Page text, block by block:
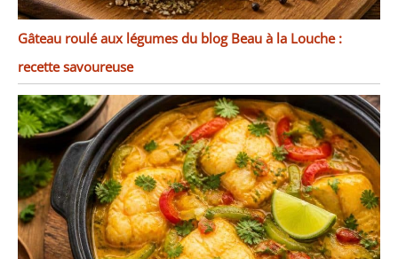
Gâteau roulé aux légumes du blog Beau à la Louche :
recette savoureuse